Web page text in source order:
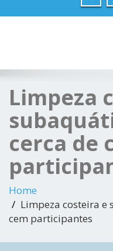
Limpeza
cerca de
Home
Limpeza costeira e
cem participantes